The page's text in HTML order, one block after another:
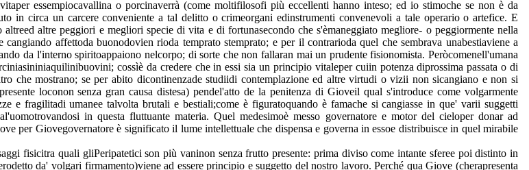
essempiocavallina o porcinaverrà (come moltifilosofi più eccellenti hanno inteso; ed io stimoche se non è da
in circa un carcere conveniente a tal delitto o crimeorgani edinstrumenti convenevoli a tale operario o artefice. E
altre peggiori e megliori specie di vita e di fortunasecondo che s'èmaneggiato megliore- o peggiormente nella
affettoda buonodovien rioda temprato stemprato; e per il contrarioda quel che sembrava unabestiaviene a
da l'interno spiritoappaiono nelcorpo; di sorte che non fallaran mai un prudente fisionomista. Peròcomenell'umana
cossìè da credere che in essi sia un principio vitaleper cuiin potenza diprossima passata o di
che mostrano; se per abito dicontinenzade studiidi contemplazione ed altre virtudi o vizii non sicangiano e non si
loconon senza gran causa distesa) pendel'atto de la penitenza di Gioveil qual s'introduce come volgarmente
e fragilitadi umanee talvolta brutali e bestiali;come è figuratoquando è famache si cangiasse in que' varii suggetti
in questa fluttuante materia. Quel medesimoè messo governatore e motor del cieloper donar ad
per Giovegovernatore è significato il lume intellettuale che dispensa e governa in essoe distribuisce in quel mirabile
fisicitra quali gliPeripatetici son più vaninon senza frutto presente: prima diviso come intante sferee poi distinto in
da' volgari firmamento)viene ad essere principio e suggetto del nostro lavoro. Perché qua Giove (cherapresenta